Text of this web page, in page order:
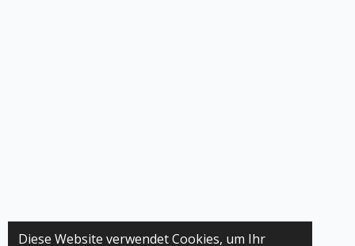
Diese Website verwendet Cookies, um Ihr